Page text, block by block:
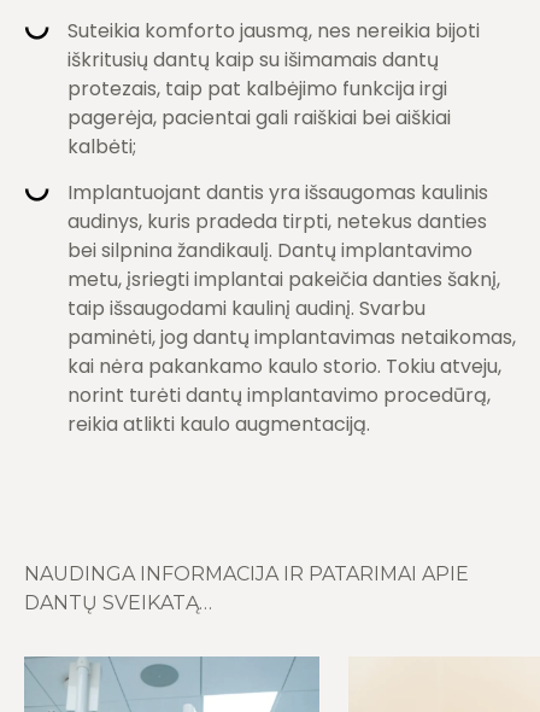
Suteikia komforto jausmą, nes nereikia bijoti
iškritusių dantų kaip su išimamais dantų
protezais, taip pat kalbėjimo funkcija irgi
pagerėja, pacientai gali raiškiai bei aiškiai
kalbėti;
Implantuojant dantis yra išsaugomas kaulinis
audinys, kuris pradeda tirpti, netekus danties
bei silpnina žandikaulį. Dantų implantavimo
metu, įsriegti implantai pakeičia danties šaknį,
taip išsaugodami kaulinį audinį. Svarbu
paminėti, jog dantų implantavimas netaikomas,
kai nėra pakankamo kaulo storio. Tokiu atveju,
norint turėti dantų implantavimo procedūrą,
reikia atlikti kaulo augmentaciją.
NAUDINGA INFORMACIJA IR PATARIMAI APIE
DANTŲ SVEIKATĄ…